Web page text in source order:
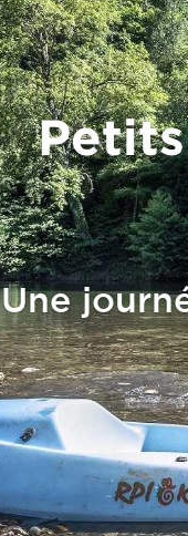
Une